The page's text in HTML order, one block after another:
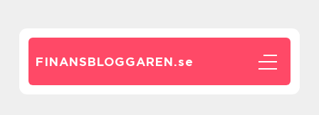
FINANSBLOGGAREN.se